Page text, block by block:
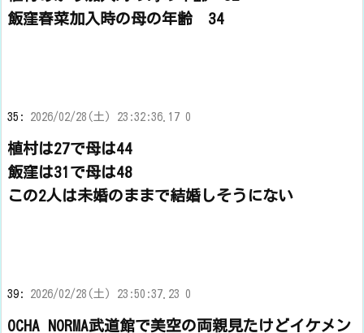
飯窪春菜加入時の母の年齢 34
35: 2026/02/28(土) 23:32:36.17 0
植村は27で母は44
飯窪は31で母は48
この2人は未婚のままで結婚しそうにない
39: 2026/02/28(土) 23:50:37.23 0
OCHA NORMA武道館で美空の両親見たけどイケメン